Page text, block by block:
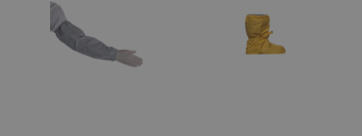
Bekleidungsfunktion
Arbeitsbekleidung